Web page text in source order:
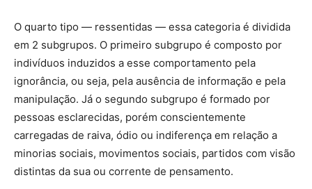
O quarto tipo — ressentidas — essa categoria é dividida
em 2 subgrupos. O primeiro subgrupo é composto por
indivíduos induzidos a esse comportamento pela
ignorância, ou seja, pela ausência de informação e pela
manipulação. Já o segundo subgrupo é formado por
pessoas esclarecidas, porém conscientemente
carregadas de raiva, ódio ou indiferença em relação a
minorias sociais, movimentos sociais, partidos com visão
distintas da sua ou corrente de pensamento.